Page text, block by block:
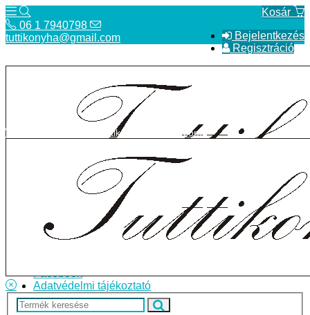
Kosár
Bejelentkezés
Regisztráció
06 1 7940798
tuttikonyha@gmail.com
Telefon
Szállítás
Facebook
Adatvédelmi tájékoztató
tuttikonyha@gmail.com